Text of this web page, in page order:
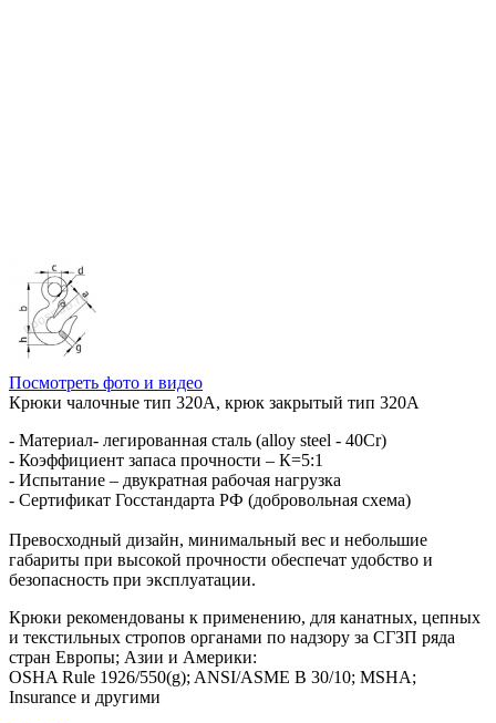
Посмотреть фото и видео
Крюки чалочные тип 320А, крюк закрытый тип 320А
- Материал- легированная сталь (alloy steel - 40Cr)
- Коэффициент запаса прочности – К=5:1
- Испытание – двукратная рабочая нагрузка
- Сертификат Госстандарта РФ (добровольная схема)
Превосходный дизайн, минимальный вес и небольшие
габариты при высокой прочности обеспечат удобство и
безопасность при эксплуатации.
Крюки рекомендованы к применению, для канатных, цепных
и текстильных стропов органами по надзору за СГЗП ряда
стран Европы; Азии и Америки:
OSHA Rule 1926/550(g); ANSI/ASME B 30/10; MSHA;
Insurance и другими